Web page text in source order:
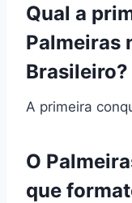
Qual a
Palmeiras
Brasileiro?
A primeira
O
que